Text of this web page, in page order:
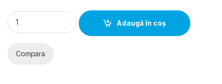
Hager- Siguranta fuzibila cilindrica 10x38mm, 12A, 1000V
Adaugă în coș
Compara